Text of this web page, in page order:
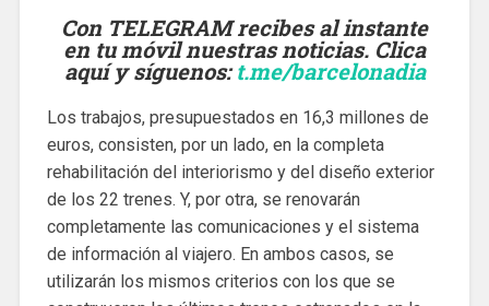
Con TELEGRAM recibes al instante
en tu móvil nuestras noticias. Clica
aquí y síguenos:t.me/barcelonadia
Los trabajos, presupuestados en 16,3 millones de
euros, consisten, por un lado, en la completa
rehabilitación del interiorismo y del diseño exterior
de los 22 trenes. Y, por otra, se renovarán
completamente las comunicaciones y el sistema
de información al viajero. En ambos casos, se
utilizarán los mismos criterios con los que se